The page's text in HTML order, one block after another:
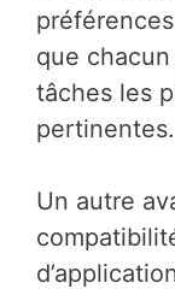
que
tâches les
pertinentes.
Un autre